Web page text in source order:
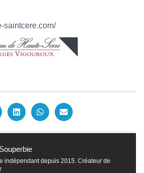
saintcere.com/
indépendant depuis 2015. Créateur de